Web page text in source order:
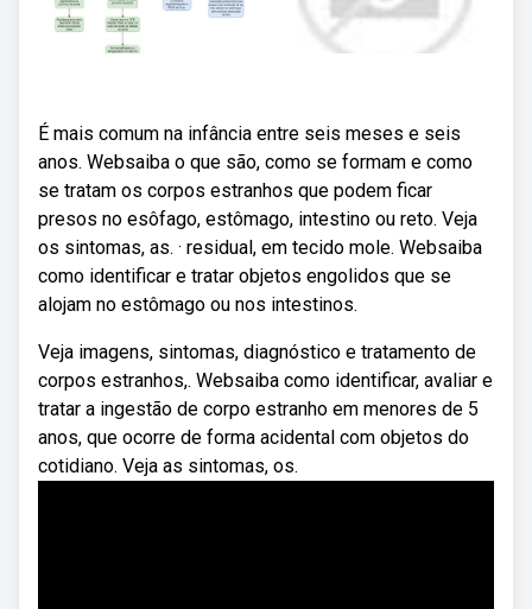
É mais comum na infância entre seis meses e seis
anos. Websaiba o que são, como se formam e como
se tratam os corpos estranhos que podem ficar
presos no esôfago, estômago, intestino ou reto. Veja
os sintomas, as. · residual, em tecido mole. Websaiba
como identificar e tratar objetos engolidos que se
alojam no estômago ou nos intestinos.
Veja imagens, sintomas, diagnóstico e tratamento de
corpos estranhos,. Websaiba como identificar, avaliar e
tratar a ingestão de corpo estranho em menores de 5
anos, que ocorre de forma acidental com objetos do
cotidiano. Veja as sintomas, os.